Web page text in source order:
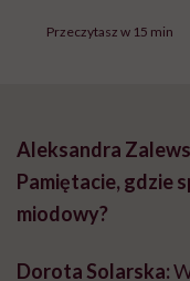
Przeczytasz w 15 min
Aleksandra
Pamiętacie, gdzie
miodowy?
Dorota Solarska: